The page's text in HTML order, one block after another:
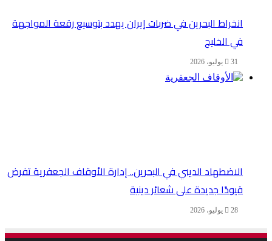
انخراط البحرين في ضربات إيران يهدد بتوسيع رقعة المواجهة
في الخليج
31 يوليو، 2026
الاضطهاد الديني في البحرين.. إدارة الأوقاف الجعفرية تفرض
قيودًا جديدة على شعائر دينية
28 يوليو، 2026